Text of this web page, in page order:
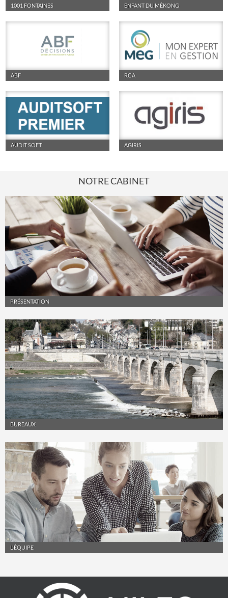
1001 FONTAINES ENFANT DU MÉKONG
ABF RCA
AUDIT SOFT AGIRIS
NOTRE CABINET
PRÉSENTATION
BUREAUX
L'ÉQUIPE